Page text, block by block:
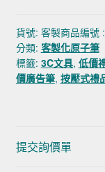
貨號: 客製商品編號
分類: 客製化原子筆
標籤: 3C文具, 低價
價廣告筆, 按壓式禮
提交詢價單